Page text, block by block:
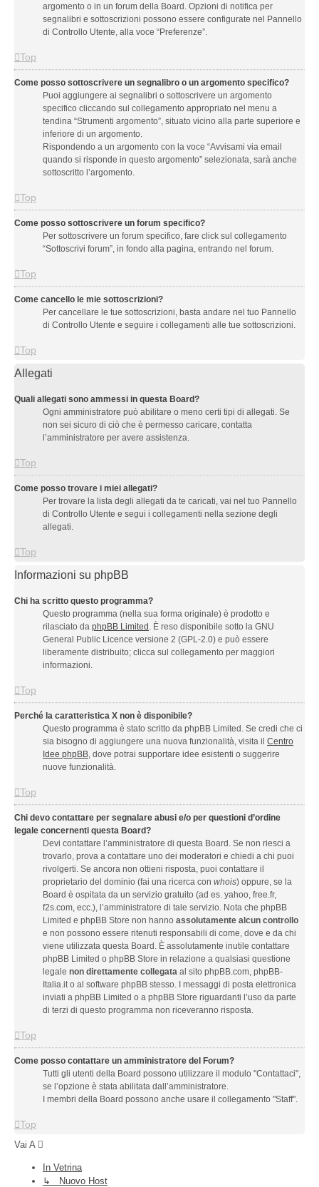
argomento o in un forum della Board. Opzioni di notifica per
segnalibri e sottoscrizioni possono essere configurate nel Pannello
di Controllo Utente, alla voce “Preferenze”.
Top
Come posso sottoscrivere un segnalibro o un argomento specifico?
Puoi aggiungere ai segnalibri o sottoscrivere un argomento
specifico cliccando sul collegamento appropriato nel menu a
tendina “Strumenti argomento”, situato vicino alla parte superiore e
inferiore di un argomento.
Rispondendo a un argomento con la voce “Avvisami via email
quando si risponde in questo argomento” selezionata, sarà anche
sottoscritto l’argomento.
Top
Come posso sottoscrivere un forum specifico?
Per sottoscrivere un forum specifico, fare click sul collegamento
“Sottoscrivi forum”, in fondo alla pagina, entrando nel forum.
Top
Come cancello le mie sottoscrizioni?
Per cancellare le tue sottoscrizioni, basta andare nel tuo Pannello
di Controllo Utente e seguire i collegamenti alle tue sottoscrizioni.
Top
Allegati
Quali allegati sono ammessi in questa Board?
Ogni amministratore può abilitare o meno certi tipi di allegati. Se
non sei sicuro di ciò che è permesso caricare, contatta
l’amministratore per avere assistenza.
Top
Come posso trovare i miei allegati?
Per trovare la lista degli allegati da te caricati, vai nel tuo Pannello
di Controllo Utente e segui i collegamenti nella sezione degli
allegati.
Top
Informazioni su phpBB
Chi ha scritto questo programma?
Questo programma (nella sua forma originale) è prodotto e
rilasciato da phpBB Limited . È reso disponibile sotto la GNU
General Public Licence versione 2 (GPL-2.0) e può essere
liberamente distribuito; clicca sul collegamento per maggiori
informazioni.
Top
Perché la caratteristica X non è disponibile?
Questo programma è stato scritto da phpBB Limited. Se credi che ci
sia bisogno di aggiungere una nuova funzionalità, visita il Centro
Idee phpBB, dove potrai supportare idee esistenti o suggerire
nuove funzionalità.
Top
Chi devo contattare per segnalare abusi e/o per questioni d’ordine
legale concernenti questa Board?
Devi contattare l’amministratore di questa Board. Se non riesci a
trovarlo, prova a contattare uno dei moderatori e chiedi a chi puoi
rivolgerti. Se ancora non ottieni risposta, puoi contattare il
proprietario del dominio (fai una ricerca con whois) oppure, se la
Board è ospitata da un servizio gratuito (ad es. yahoo, free.fr,
f2s.com, ecc.), l’amministratore di tale servizio. Nota che phpBB
Limited e phpBB Store non hanno assolutamente alcun controllo
e non possono essere ritenuti responsabili di come, dove e da chi
viene utilizzata questa Board. È assolutamente inutile contattare
phpBB Limited o phpBB Store in relazione a qualsiasi questione
legale non direttamente collegata al sito phpBB.com, phpBB-
Italia.it o al software phpBB stesso. I messaggi di posta elettronica
inviati a phpBB Limited o a phpBB Store riguardanti l’uso da parte
di terzi di questo programma non riceveranno risposta.
Top
Come posso contattare un amministratore del Forum?
Tutti gli utenti della Board possono utilizzare il modulo "Contattaci",
se l’opzione è stata abilitata dall’amministratore.
I membri della Board possono anche usare il collegamento "Staff".
Top
Vai A
In Vetrina
↳ Nuovo Host